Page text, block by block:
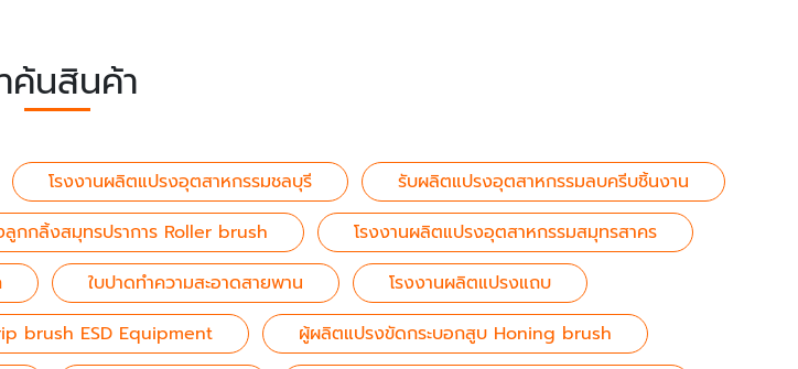
ค้นสินค้า
โรงงานผลิตแปรงอุตสาหกรรมชลบุรี
รับผลิตแปรงอุตสาหกรรมลบครีบชิ้นงาน
ลูกกลิ้งสมุทรปราการ Roller brush
โรงงานผลิตแปรงอุตสาหกรรมสมุทรสาคร
ใบปาดทำความสะอาดสายพาน
โรงงานผลิตแปรงแถบ
brush ESD Equipment
ผู้ผลิตแปรงขัดกระบอกสูบ Honing brush